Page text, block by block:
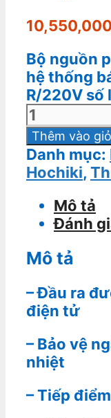
10,550,000
Bộ nguồn
hệ thống
R/220V số
Thêm vào
Danh mục:
Hochiki,
Mô tả
Đánh
Mô tả
– Đầu ra
điện tử
– Bảo vệ
nhiệt
– Tiếp